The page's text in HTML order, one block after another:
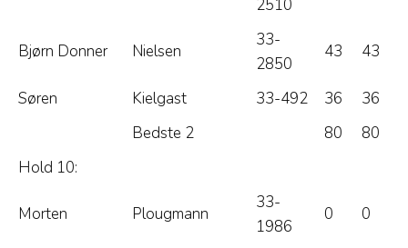
2510
Bjørn Donner Nielsen
33-
2850
43 43
Søren Kielgast 33-492 36
36
Bedste 2
80
80
Hold 10:
Morten Plougmann
33-
1986
0 0